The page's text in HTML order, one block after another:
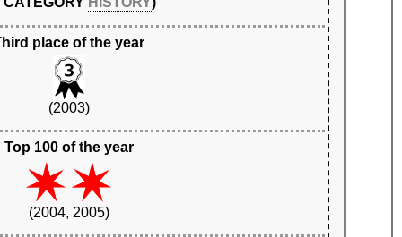
place of the year
(2003)
Top 100 of the year
(2004, 2005)